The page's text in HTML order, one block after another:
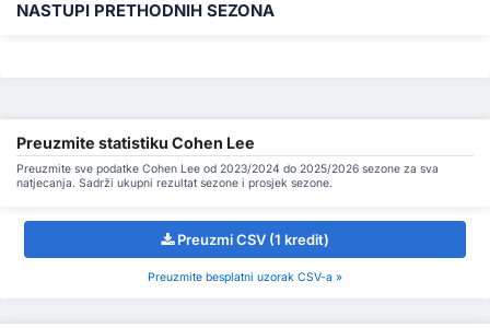
NASTUPI PRETHODNIH SEZONA
Preuzmite statistiku Cohen Lee
Preuzmite sve podatke Cohen Lee od 2023/2024 do 2025/2026 sezone za sva
natjecanja. Sadrži ukupni rezultat sezone i prosjek sezone.
Preuzmi CSV (1 kredit)
Preuzmite besplatni uzorak CSV-a »